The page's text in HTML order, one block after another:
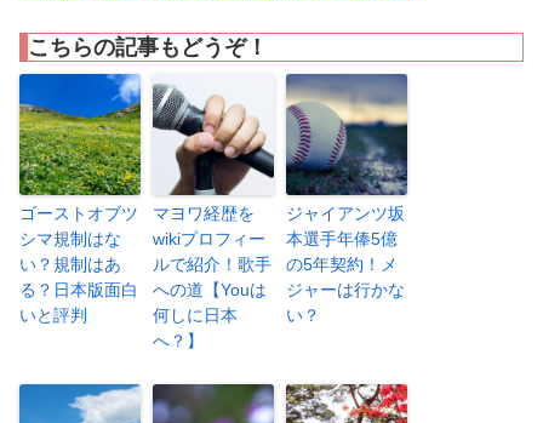
こちらの記事もどうぞ！
ゴーストオブツ
シマ規制はな
い？規制はあ
る？日本版面白
いと評判
マヨワ経歴を
wikiプロフィー
ルで紹介！歌手
への道【Youは
何しに日本
へ？】
ジャイアンツ坂
本選手年俸5億
の5年契約！メ
ジャーは行かな
い？